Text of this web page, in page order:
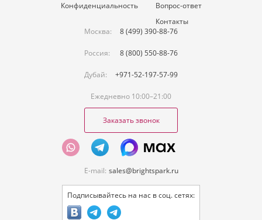
Конфиденциальность
Вопрос-ответ
Контакты
Москва:
8 (499) 390-88-76
Россия: 8 (800) 550-88-76
Дубай: +971-52-197-57-99
Ежедневно 10:00–21:00
Заказать звонок
E-mail: sales@brightspark.ru
Подписывайтесь на нас в соц. сетях: